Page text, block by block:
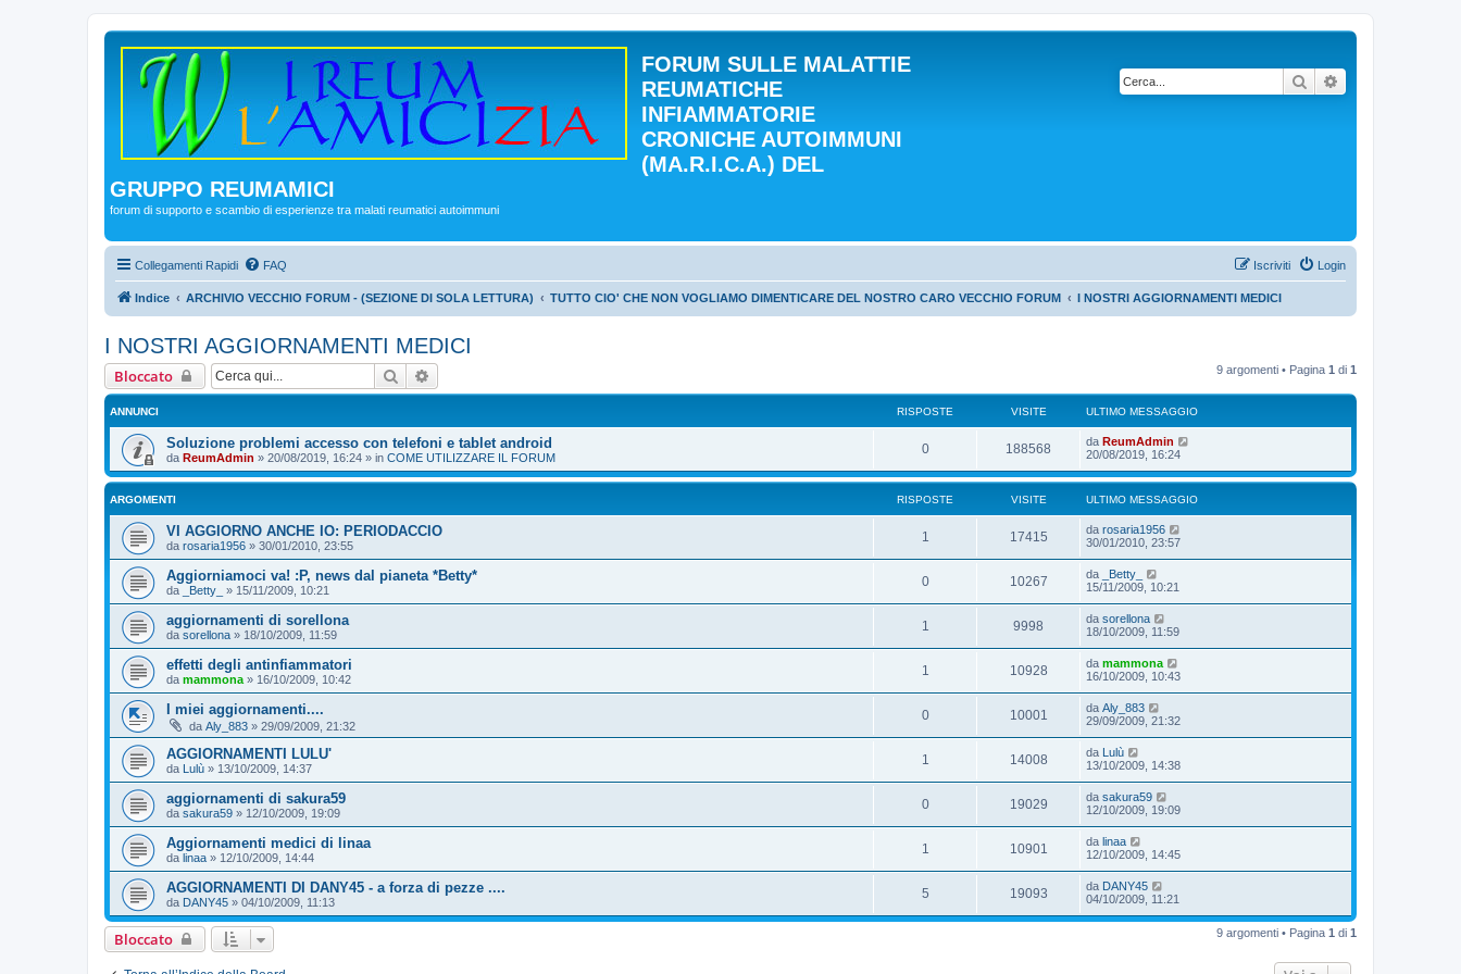
FORUM SULLE MALATTIE
REUMATICHE
INFIAMMATORIE
CRONICHE AUTOIMMUNI
(MA.R.I.C.A.) DEL
GRUPPO REUMAMICI
forum di supporto e scambio di esperienze tra malati reumatici autoimmuni
Cerca
Collegamenti Rapidi FAQ Login
Iscriviti
Indice ARCHIVIO VECCHIO FORUM - (SEZIONE DI SOLA LETTURA) TUTTO CIO' CHE NON VOGLIAMO DIMENTICARE DEL NOSTRO CARO VECCHIO FORUM I NOSTRI AGGIORNAMENTI MEDICI
I NOSTRI AGGIORNAMENTI MEDICI
Bloccato Cerca 9 argomenti • Pagina 1 di 1
ANNUNCI RISPOSTE VISITE ULTIMO MESSAGGIO
Soluzione problemi accesso con telefoni e tablet android
da ReumAdmin » 20/08/2019, 16:24 » in COME UTILIZZARE IL FORUM
0 188568 da ReumAdmin
20/08/2019, 16:24
ARGOMENTI RISPOSTE VISITE ULTIMO MESSAGGIO
VI AGGIORNO ANCHE IO: PERIODACCIO
da rosaria1956 » 30/01/2010, 23:55
1 17415 da rosaria1956
30/01/2010, 23:57
Aggiorniamoci va! :P, news dal pianeta *Betty*
da _Betty_ » 15/11/2009, 10:21
0 10267 da
_Betty_
15/11/2009, 10:21
aggiornamenti di sorellona
da sorellona » 18/10/2009, 11:59
1 9998 da sorellona
18/10/2009, 11:59
effetti degli antinfiammatori
da mammona » 16/10/2009, 10:42
1 10928 da mammona
16/10/2009, 10:43
I miei aggiornamenti....
da Aly_883 » 29/09/2009, 21:32
0 10001 da Aly_883
29/09/2009, 21:32
AGGIORNAMENTI LULU'
da Lulù » 13/10/2009, 14:37
1 14008 da Lulù
13/10/2009, 14:38
aggiornamenti di sakura59
da sakura59 » 12/10/2009, 19:09
0 19029 da sakura59
12/10/2009, 19:09
Aggiornamenti medici di linaa
da linaa » 12/10/2009, 14:44
1 10901 da linaa
12/10/2009, 14:45
AGGIORNAMENTI DI DANY45 - a forza di pezze ....
da DANY45 » 04/10/2009, 11:13
5 19093 da DANY45
04/10/2009, 11:21
Bloccato 9 argomenti • Pagina 1 di 1